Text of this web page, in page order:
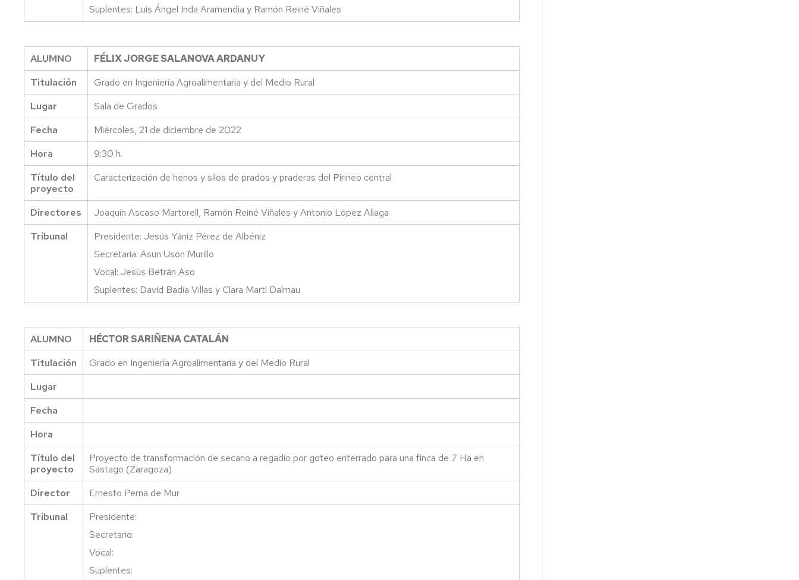
Suplentes: Luis Ángel Inda Aramendia y Ramón Reiné Viñales
ALUMNO
FÉLIX JORGE SALANOVA ARDANUY
Titulación
Grado en Ingeniería Agroalimentaria y del Medio Rural
Lugar
Sala de Grados
Fecha
Miércoles, 21 de diciembre de 2022
Hora
9:30 h.
Título del
proyecto
Caracterización de henos y silos de prados y praderas del Pirineo central
Directores
Joaquín Ascaso Martorell, Ramón Reiné Viñales y Antonio López Aliaga
Tribunal
Presidente: Jesús Yániz Pérez de Albéniz
Secretaria: Asun Usón Murillo
Vocal: Jesús Betrán Aso
Suplentes: David Badía Villas y Clara Martí Dalmau
ALUMNO
HÉCTOR SARIÑENA CATALÁN
Titulación
Grado en Ingeniería Agroalimentaria y del Medio Rural
Lugar
Fecha
Hora
Título del
proyecto
Proyecto de transformación de secano a regadío por goteo enterrado para una finca de 7 Ha en
Sástago (Zaragoza)
Director
Ernesto Perna de Mur
Tribunal
Presidente:
Secretario:
Vocal:
Suplentes: